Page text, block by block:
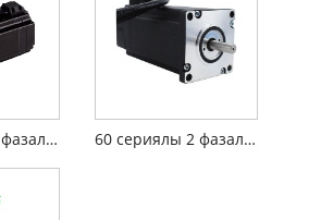
86 сериялы 2 фазалық Nema34 тұйық контурлы қадамдық қозғалтқыш 60 сериялы 2 фазалық Nema 24 жабық контурлы қадамдық қозғалтқыш